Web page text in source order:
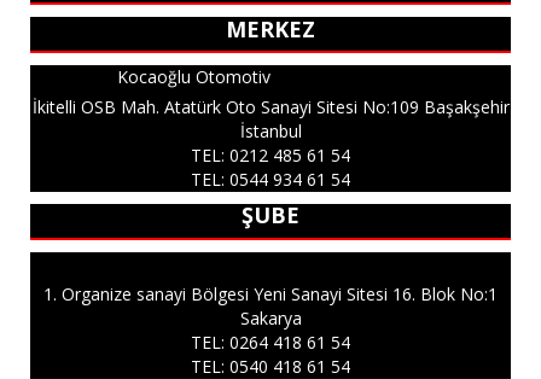
MERKEZ
Kocaoğlu Otomotiv
İkitelli OSB Mah. Atatürk Oto Sanayi Sitesi No:109 Başakşehir
İstanbul
TEL: 0212 485 61 54
TEL: 0544 934 61 54
ŞUBE
1. Organize sanayi Bölgesi Yeni Sanayi Sitesi 16. Blok No:1
Sakarya
TEL: 0264 418 61 54
TEL: 0540 418 61 54